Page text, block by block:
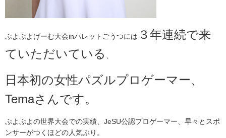
ぷよぷよげーむ大会inパレットごうつには ３年連続で来
ていただいている
日本初の女性パズルプロゲーマー、
Temaさんです。
ぷよぷよの世界大会での実績、JeSU公認プロゲーマー、早々とスポ
ンサーがつくほどの人気ぶり。